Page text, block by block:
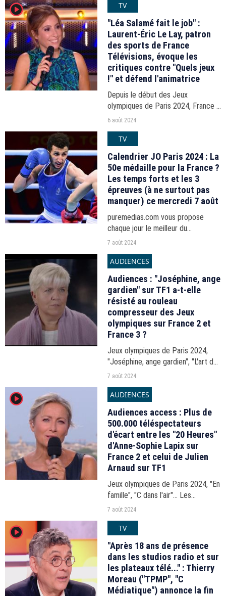
préquel de "Game of Thrones".
player2 TV
"Léa Salamé fait le job" :
Laurent-Éric Le Lay, patron
des sports de France
Télévisions, évoque les
critiques contre "Quels jeux
!" et défend l'animatrice
Depuis le début des Jeux
olympiques de Paris 2024, France 2
propose tous les soirs l'émission
Salamé et Laurent Luyat. Un
rendez-vous qui a suscité des...
6 août 2024
TV
Calendrier JO Paris 2024 : La
50e médaille pour la France ?
Les temps forts et les 3
épreuves (à ne surtout pas
manquer) ce mercredi 7 août
puremedias.com vous propose
chaque jour le meilleur du
programme des Jeux olympiques
7 août 2024
AUDIENCES
Audiences : "Joséphine, ange
gardien" sur TF1 a-t-elle
résisté au rouleau
compresseur des Jeux
olympiques sur France 2 et
France 3 ?
Jeux olympiques de Paris 2024,
"Joséphine, ange gardien", "L'art du
crime"... Les audiences de la soirée
7 août 2024
player2 AUDIENCES
Audiences access : Plus de
500.000 téléspectateurs
d'écart entre les "20 Heures"
d'Anne-Sophie Lapix sur
France 2 et celui de Julien
Arnaud sur TF1
Jeux olympiques de Paris 2024, "En
famille", "C dans l'air"... Les
audiences du 18-21h du mardi 6
7 août 2024
player2 TV
"Après 18 ans de présence
dans les studios radio et sur
les plateaux télé..." : Thierry
Moreau ("TPMP", "C
Médiatique") annonce la fin